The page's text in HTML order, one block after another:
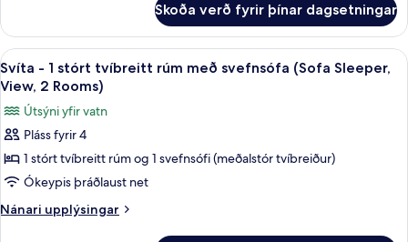
með
svefnsófa
(Sofa
Sleeper,
View,
Tub,
2
Rooms)
-
stórt
tvíbreitt
með
svefnsófa
Sleeper,
View,
2
Skoða verð fyrir þínar dagsetningar
Skoða
allar
myndir
fyrir
Svíta
-
1
stórt
Rúmföt af bestu gerð, öryggishólf í
4
Svíta - 1 stórt tvíbreitt rúm með svefnsófa (Sofa Sleeper,
View, 2 Rooms)
Útsýni yfir vatn
Pláss fyrir 4
1 stórt tvíbreitt rúm og 1 svefnsófi (meðalstór tvíbreiður)
Ókeypis þráðlaust net
Nánari upplýsingar
Nánari